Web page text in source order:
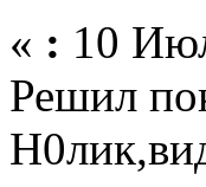
« : 10
Решил